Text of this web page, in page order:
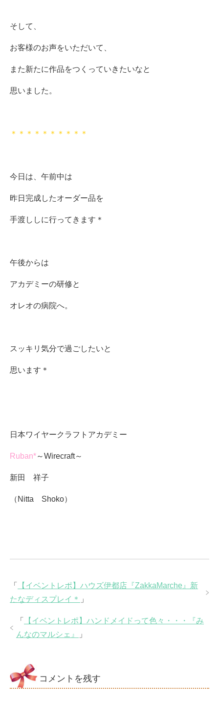
そして、
お客様のお声をいただいて、
また新たに作品をつくっていきたいなと
思いました。
＊＊＊＊＊＊＊＊＊＊
今日は、午前中は
昨日完成したオーダー品を
手渡ししに行ってきます＊
午後からは
アカデミーの研修と
オレオの病院へ。
スッキリ気分で過ごしたいと
思います＊
日本ワイヤークラフトアカデミー
Ruban*～Wirecraft～
新田 祥子
（Nitta Shoko）
「
【イベントレポ】ハウズ伊都店『ZakkaMarche』新
たなディスプレイ＊
」
「
【イベントレポ】ハンドメイドって色々・・・『み
んなのマルシェ』
」
コメントを残す